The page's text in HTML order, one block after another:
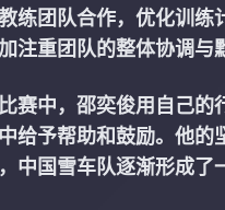
练团队合作，优化训
注重团队的整体协调与
赛中，邵奕俊用自己的
给予帮助和鼓励。他
中国雪车队逐渐形成